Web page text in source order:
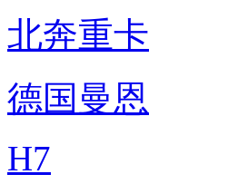
北奔重卡
德国曼恩
H7